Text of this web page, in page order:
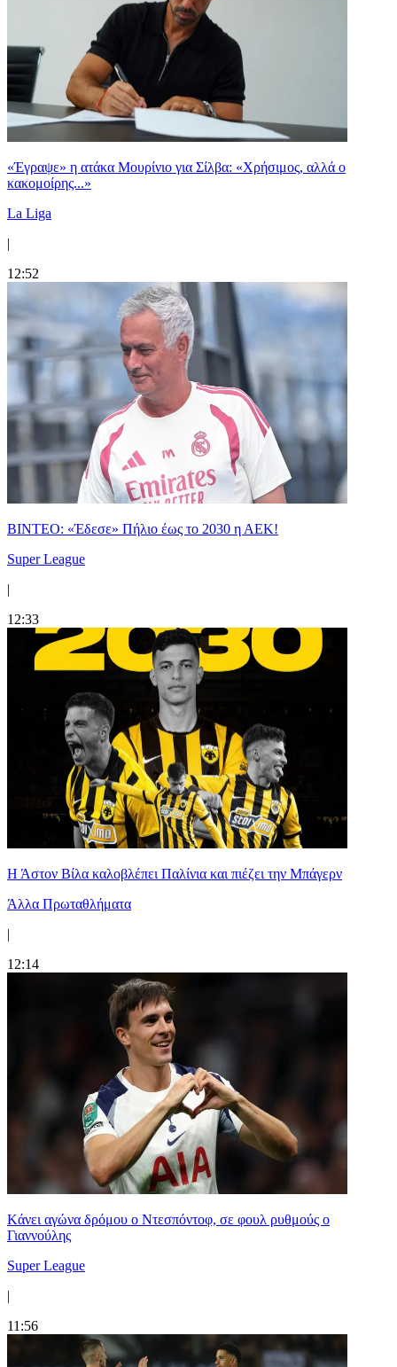
«Έγραψε» η ατάκα Μουρίνιο για Σίλβα: «Χρήσιμος, αλλά ο
κακομοίρης...»
La Liga
|
12:52
ΒΙΝΤΕΟ: «Έδεσε» Πήλιο έως το 2030 η ΑΕΚ!
Super League
|
12:33
Η Άστον Βίλα καλοβλέπει Παλίνια και πιέζει την Μπάγερν
Άλλα Πρωταθλήματα
|
12:14
Kάνει αγώνα δρόμου ο Ντεσπόντοφ, σε φουλ ρυθμούς ο
Γιαννούλης
Super League
|
11:56